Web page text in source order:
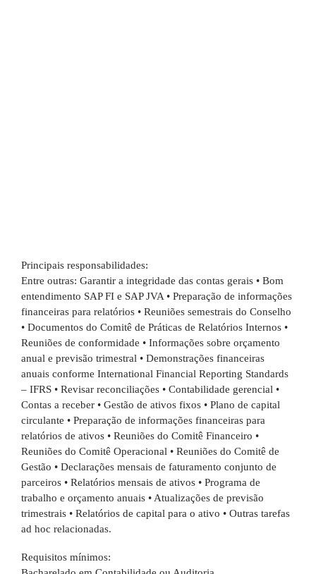
Principais responsabilidades:
Entre outras: Garantir a integridade das contas gerais • Bom
entendimento SAP FI e SAP JVA • Preparação de informações
financeiras para relatórios • Reuniões semestrais do Conselho
• Documentos do Comitê de Práticas de Relatórios Internos •
Reuniões de conformidade • Informações sobre orçamento
anual e previsão trimestral • Demonstrações financeiras
anuais conforme International Financial Reporting Standards
– IFRS • Revisar reconciliações • Contabilidade gerencial •
Contas a receber • Gestão de ativos fixos • Plano de capital
circulante • Preparação de informações financeiras para
relatórios de ativos • Reuniões do Comitê Financeiro •
Reuniões do Comitê Operacional • Reuniões do Comitê de
Gestão • Declarações mensais de faturamento conjunto de
parceiros • Relatórios mensais de ativos • Programa de
trabalho e orçamento anuais • Atualizações de previsão
trimestrais • Relatórios de capital para o ativo • Outras tarefas
ad hoc relacionadas.
Requisitos mínimos: